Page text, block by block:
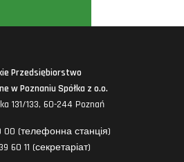
Przedsiębiorstwo
w Poznaniu Spółka z o.o.
131/133, 60-244 Poznań
00 (телефонна станція)
60 11 (секретаріат)